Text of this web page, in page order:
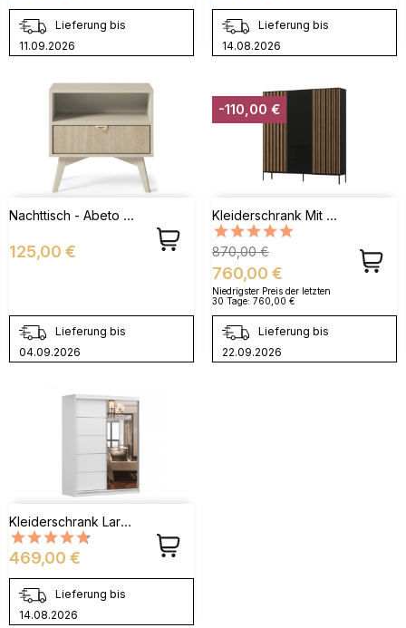
Lieferung bis
11.09.2026
Lieferung bis
14.08.2026
Nachttisch - Abeto S54
Preis
125,00 €
Lieferung bis
04.09.2026
Kleiderschrank Mit Holzlamellen Meteor
Verkaufspreis
870,00 €
Preis
760,00 €
Niedrigster Preis der letzten
30 Tage: 760,00 €
Lieferung bis
22.09.2026
-110,00 €
Kleiderschrank Lara 05 Weiß
Preis
469,00 €
Lieferung bis
14.08.2026